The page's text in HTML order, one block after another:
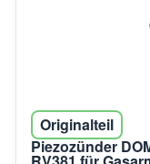
Originalteil
Piezozünder